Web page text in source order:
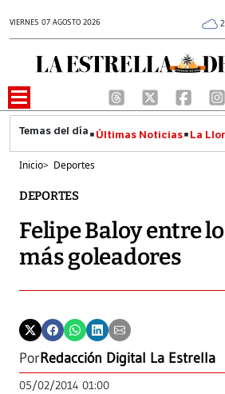
VIERNES 07 AGOSTO 2026
Últimas Noticias La
Inicio> Deportes
DEPORTES
Felipe Baloy entre
más goleadores
PorRedacción Digital La Estrella
05/02/2014 01:00